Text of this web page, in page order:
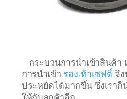
กระบวนการนำเข้าสินค้า
การนำเข้า รองเท้าเซฟตี้ จึ
ประหยัดได้มากขึ้น ซึ่งเราก็